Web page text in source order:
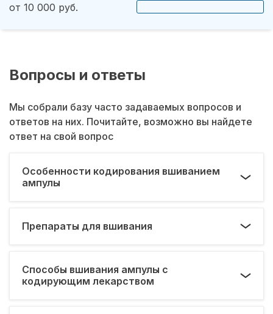
от 10 000 руб.
Вопросы и ответы
Мы собрали базу часто задаваемых вопросов и
ответов на них. Почитайте, возможно вы найдете
ответ на свой вопрос
Особенности кодирования вшиванием
ампулы
Препараты для вшивания
Способы вшивания ампулы с
кодирующим лекарством